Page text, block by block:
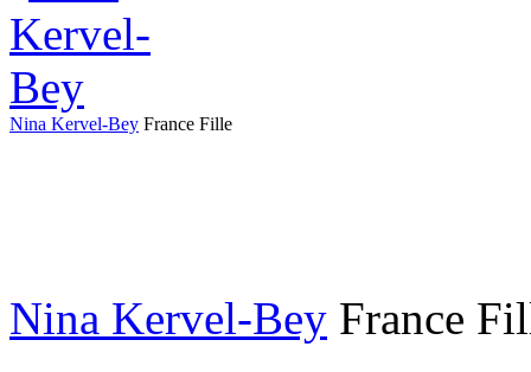
Nina Kervel-Bey France Fille
Nina Kervel-Bey France